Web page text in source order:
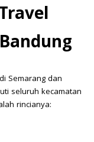
Semarang dan
seluruh kecamatan
rincianya: